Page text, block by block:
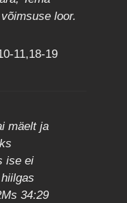
loor.
11,18-19
mäelt ja
ise ei
34:29